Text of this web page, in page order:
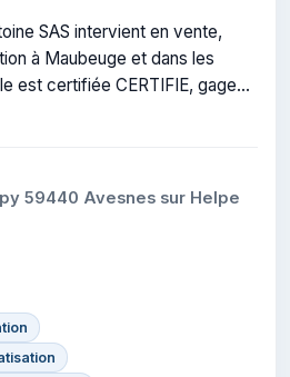
SAS intervient en vente,
à Maubeuge et dans les
est certifiée CERTIFIE, gage
réalisées.
59440 Avesnes sur Helpe